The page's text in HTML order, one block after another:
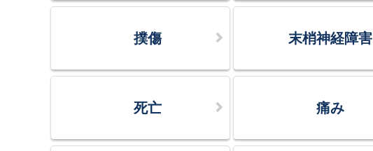
撲傷 末梢神経障害
死亡 痛み